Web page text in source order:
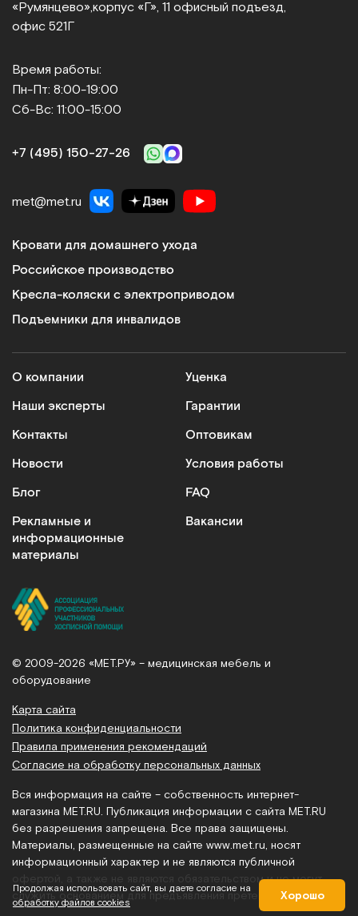
«Румянцево», корпус «Г», 11 офисный подъезд,
офис 521Г
Время работы:
Пн-Пт: 8:00-19:00
Сб-Вс: 11:00-15:00
+7 (495) 150‑27‑26
met@met.ru
Кровати для домашнего ухода
Российское производство
Кресла-коляски с электроприводом
Подъемники для инвалидов
О компании
Наши эксперты
Контакты
Новости
Блог
Рекламные и
информационные
материалы
Уценка
Гарантии
Оптовикам
Условия работы
FAQ
Вакансии
© 2009-2026 «МЕТ.РУ» – медицинская мебель и
оборудование
Карта сайта
Политика конфиденциальности
Правила применения рекомендаций
Согласие на обработку персональных данных
Вся информация на сайте – собственность интернет-
магазина MET.RU. Публикация информации с сайта MET.RU
без разрешения запрещена. Все права защищены.
Материалы, размещенные на сайте www.met.ru , носят
информационный характер и не являются публичной
офертой, а также не являются обязательством и не могут
служить основанием для предъявления претензий.
Продолжая использовать сайт, вы даете согласие на
обработку файлов cookies
Хорошо